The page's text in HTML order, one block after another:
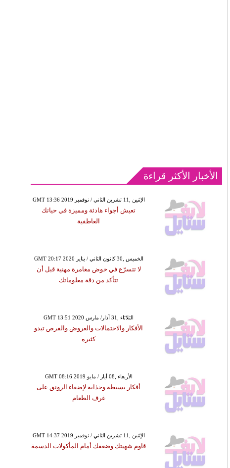
الأخبار الأكثر قراءة
GMT 13:36 2019 الإثنين ,11 تشرين الثاني / نوفمبر
تعيش أجواء هادئة ومميزة في حياتك
العاطفية
GMT 20:17 2020 الخميس ,30 كانون الثاني / يناير
لا تتسرّع في خوض مغامرة مهنية قبل أن
تتأكد من دقة معلوماتك
GMT 13:51 2020 الثلاثاء ,31 آذار/ مارس
الأفكار والاحتمالات والعروض والفرص تبدو
كثيرة
GMT 08:16 2019 الأربعاء ,08 أيار / مايو
أفكار بسيطة وجذابة لإضفاء الرونق على
غرف الطعام
GMT 14:37 2019 الإثنين ,11 تشرين الثاني / نوفمبر
قاوم شهيتك وضعفك أمام المأكولات الدسمة